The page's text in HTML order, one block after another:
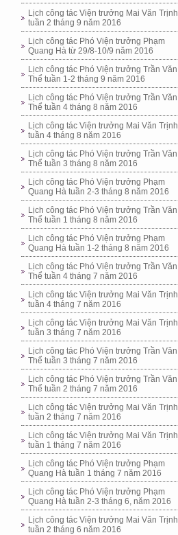
Lịch công tác Viện trưởng Mai Văn Trịnh
tuần 2 tháng 9 năm 2016
Lịch công tác Phó Viện trưởng Phạm
Quang Hà từ 29/8-10/9 năm 2016
Lịch công tác Phó Viện trưởng Trần Văn
Thể tuần 1-2 tháng 9 năm 2016
Lịch công tác Phó Viện trưởng Trần Văn
Thể tuần 4 tháng 8 năm 2016
Lịch công tác Viện trưởng Mai Văn Trịnh
tuần 4 tháng 8 năm 2016
Lịch công tác Phó Viện trưởng Trần Văn
Thể tuần 3 tháng 8 năm 2016
Lịch công tác Phó Viện trưởng Phạm
Quang Hà tuần 2-3 tháng 8 năm 2016
Lịch công tác Phó Viện trưởng Trần Văn
Thể tuần 1 tháng 8 năm 2016
Lịch công tác Phó Viện trưởng Phạm
Quang Hà tuần 1-2 tháng 8 năm 2016
Lịch công tác Phó Viện trưởng Trần Văn
Thể tuần 4 tháng 7 năm 2016
Lịch công tác Viện trưởng Mai Văn Trịnh
tuần 4 tháng 7 năm 2016
Lịch công tác Viện trưởng Mai Văn Trịnh
tuần 3 tháng 7 năm 2016
Lịch công tác Phó Viện trưởng Trần Văn
Thể tuần 3 tháng 7 năm 2016
Lịch công tác Phó Viện trưởng Trần Văn
Thể tuần 2 tháng 7 năm 2016
Lịch công tác Viện trưởng Mai Văn Trịnh
tuần 2 tháng 7 năm 2016
Lịch công tác Viện trưởng Mai Văn Trịnh
tuần 1 tháng 7 năm 2016
Lịch công tác Phó Viện trưởng Phạm
Quang Hà tuần 1 tháng 7 năm 2016
Lịch công tác Phó Viện trưởng Phạm
Quang Hà tuần 2-3 tháng 6, năm 2016
Lịch công tác Viện trưởng Mai Văn Trịnh
tuần 2 tháng 6 năm 2016